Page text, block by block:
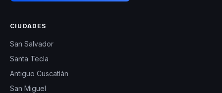
CIUDADES
San Salvador
Santa Tecla
Antiguo Cuscatlán
San Miguel